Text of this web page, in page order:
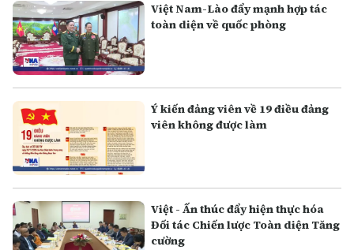
Việt Nam-Lào đẩy mạnh hợp tác
toàn diện về quốc phòng
Ý kiến đảng viên về 19 điều đảng
viên không được làm
Việt - Ấn thúc đẩy hiện thực hóa
Đối tác Chiến lược Toàn diện Tăng
cường